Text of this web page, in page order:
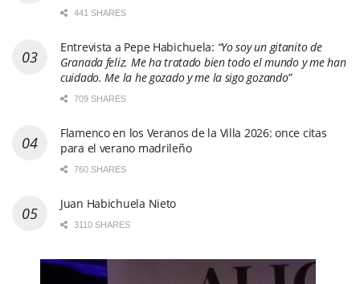
441 SHARES
Entrevista a Pepe Habichuela: “Yo soy un gitanito de
Granada feliz. Me ha tratado bien todo el mundo y me han
cuidado. Me la he gozado y me la sigo gozando”
709 SHARES
Flamenco en los Veranos de la Villa 2026: once citas
para el verano madrileño
760 SHARES
Juan Habichuela Nieto
3110 SHARES